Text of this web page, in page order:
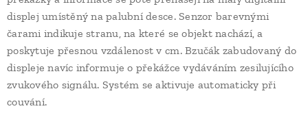
displej umístěný na palubní desce. Senzor barevnými
čarami indikuje stranu, na které se objekt nachází, a
poskytuje přesnou vzdálenost v cm. Bzučák zabudovaný do
displeje navíc informuje o překážce vydáváním zesilujícího
zvukového signálu. Systém se aktivuje automaticky při
couvání.